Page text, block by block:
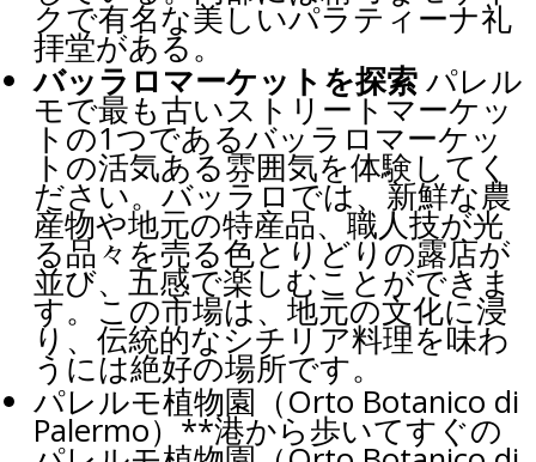
クで有名な美しいパラティーナ礼
拝堂がある。
バッラロマーケットを探索 パレル
モで最も古いストリートマーケッ
トの1つであるバッラロマーケッ
トの活気ある雰囲気を体験してく
ださい。バッラロでは、新鮮な農
産物や地元の特産品、職人技が光
る品々を売る色とりどりの露店が
並び、五感で楽しむことができま
す。この市場は、地元の文化に浸
り、伝統的なシチリア料理を味わ
うには絶好の場所です。
パレルモ植物園（Orto Botanico di
Palermo）**港から歩いてすぐの